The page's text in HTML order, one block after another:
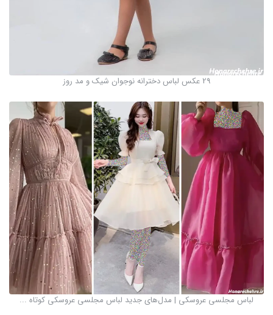
29 عکس لباس دخترانه نوجوان شیک و مد روز
لباس مجلسی عروسکی | مدل‌های جدید لباس مجلسی عروسکی کوتاه ...